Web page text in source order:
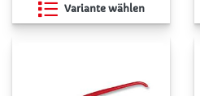
Variante wählen